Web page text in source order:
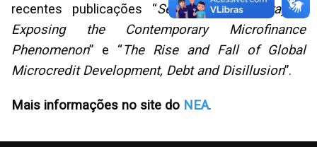
recentes publicações “Seduced and Betrayed:
Exposing the Contemporary Microfinance
Phenomenon” e “The Rise and Fall of Global
Microcredit Development, Debt and Disillusion”.
Mais informações no site do NEA.